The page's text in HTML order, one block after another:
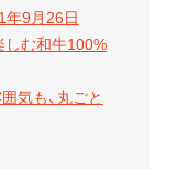
年9月26日
しむ和牛100%
気も、丸ごと